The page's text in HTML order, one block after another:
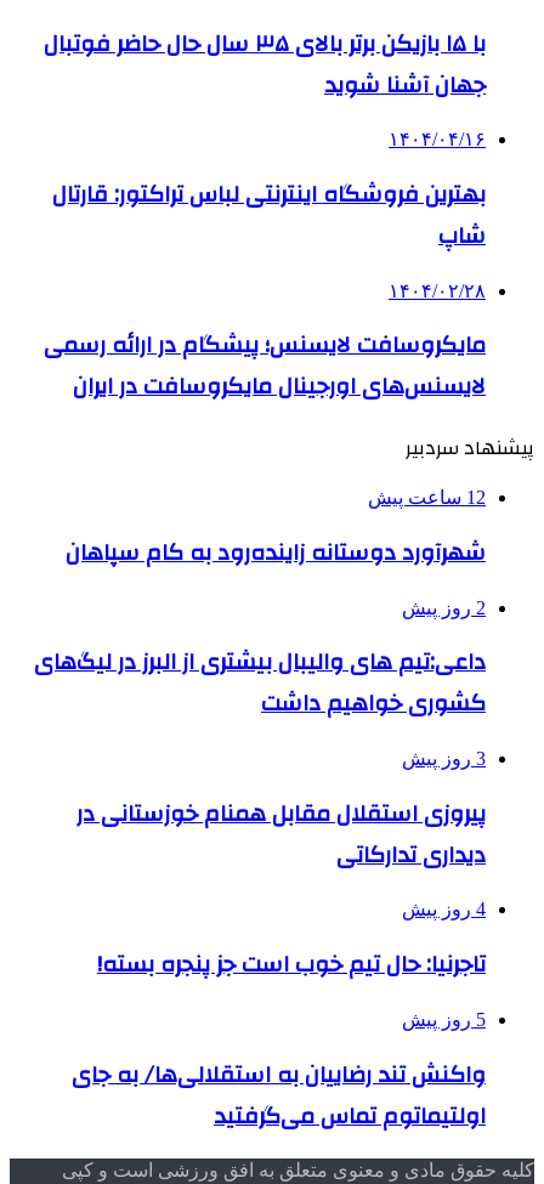
با ۱۵ بازیکن برتر بالای ۳۵ سال حال حاضر فوتبال
جهان آشنا شوید
۱۴۰۴/۰۴/۱۶
بهترین فروشگاه اینترنتی لباس تراکتور: قارتال
شاپ
۱۴۰۴/۰۲/۲۸
مایکروسافت لایسنس؛ پیشگام در ارائه رسمی
لایسنس‌های اورجینال مایکروسافت در ایران
پیشنهاد سردبیر
12 ساعت پیش
شهرآورد دوستانه زاینده‌رود به کام سپاهان
2 روز پیش
داعی:تیم های والیبال بیشتری از البرز در لیگ‌های
کشوری خواهیم داشت
3 روز پیش
پیروزی استقلال مقابل همنام خوزستانی در
دیداری تدارکاتی
4 روز پیش
تاجرنیا: حال تیم خوب است جز پنجره بسته!
5 روز پیش
واکنش تند رضاییان به استقلالی‌ها/ به جای
اولتیماتوم تماس می‌گرفتید
کلیه حقوق مادی و معنوی متعلق به افق ورزشی است و کپی